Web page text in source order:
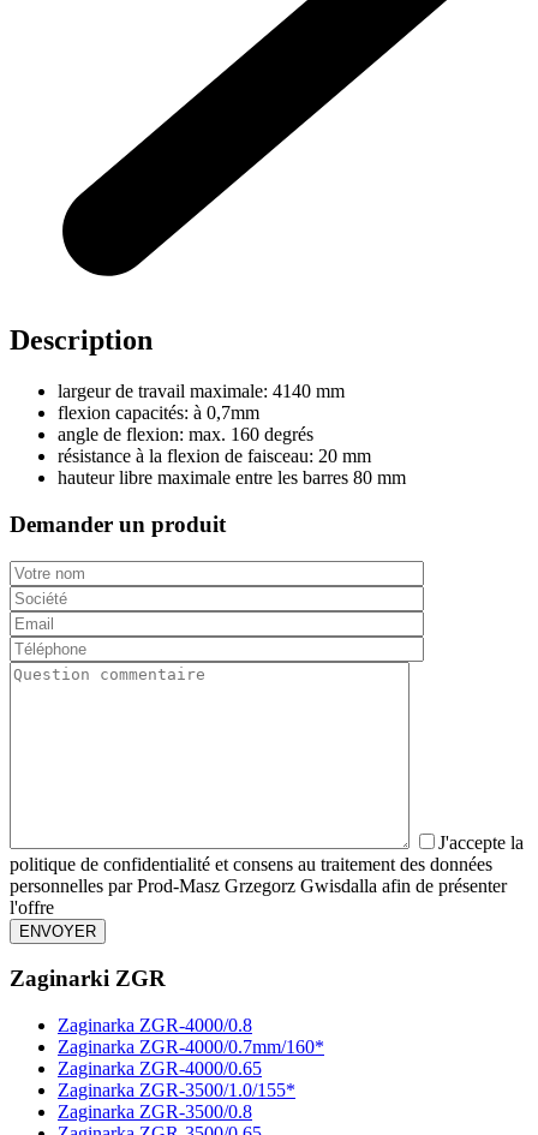
Description
largeur de travail maximale: 4140 mm
flexion capacités: à 0,7mm
angle de flexion: max. 160 degrés
résistance à la flexion de faisceau: 20 mm
hauteur libre maximale entre les barres 80 mm
Demander un produit
J'accepte la
politique de confidentialité et consens au traitement des données
personnelles par Prod-Masz Grzegorz Gwisdalla afin de présenter
l'offre
Zaginarki ZGR
Zaginarka ZGR-4000/0.8
Zaginarka ZGR-4000/0.7mm/160*
Zaginarka ZGR-4000/0.65
Zaginarka ZGR-3500/1.0/155*
Zaginarka ZGR-3500/0.8